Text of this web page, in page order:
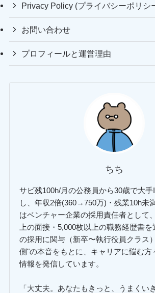
Privacy Policy (プライバシーポリシ
お問い合わせ
プロフィールと運営理由
ちち
サビ残100h/月の公務員から30歳で大
し、年収2倍(360→750万)・残業10h未
はベンチャー企業の採用責任者として
上の面接・5,000枚以上の職務経歴書を
の採用に関与（新卒〜執行役員クラス
側"の本音をもとに、キャリアに悩む方
情報を発信しています。
「大丈夫。あなたもきっと、うまくい